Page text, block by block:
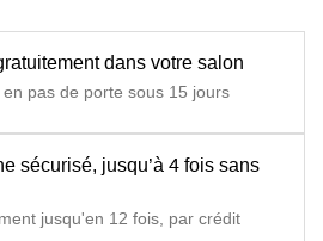
dans votre salon
pas de porte sous 15 jours
sécurisé, jusqu’à 4 fois sans
jusqu'en 12 fois, par crédit